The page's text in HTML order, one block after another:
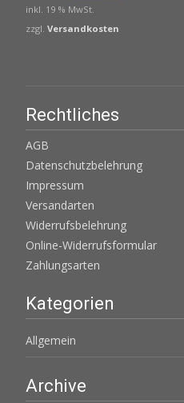
Preis
war:
ist:
inkl. 19 % MwSt.
zzgl. Versandkosten
Rechtliches
AGB
Datenschutzbelehrung
Impressum
Versandarten
Widerrufsbelehrung
Online-Widerrufsformular
Zahlungsarten
Kategorien
Allgemein
Archive